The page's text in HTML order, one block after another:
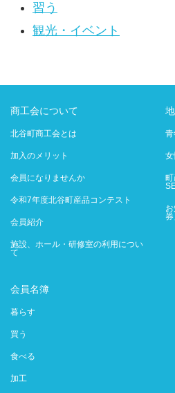
習う
観光・イベント
商工会について
北谷町商工会とは
加入のメリット
会員になりませんか
令和7年度北谷町産品コンテスト
会員紹介
施設、ホール・研修室の利用につい
て
町
会員名簿
暮らす
買う
食べる
加工